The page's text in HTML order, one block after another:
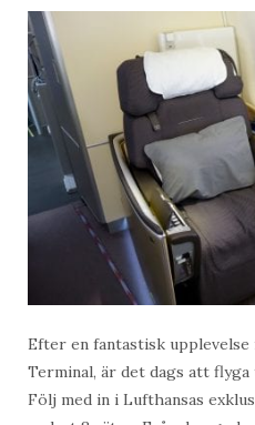
Efter en fantastisk upplevelse
Terminal, är det dags att
Följ med in i Lufthansas